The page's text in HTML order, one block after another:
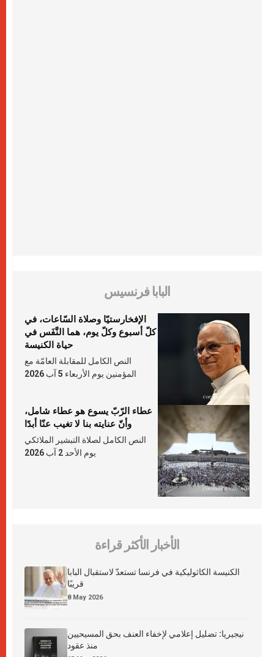
البابا فرنسيس
الإفخارستيّا وصلاة السّاعات، في
كلّ أسبوع وكلّ يوم، هما النَّفَس في
حياة الكنيسة
النص الكامل للمقابلة العامّة مع
المؤمنين يوم الأربعاء 5 آب 2026
عطاء الرّبّ يسوع هو عطاء شامل،
وأنّ عنايته بنا لا تغيب عنّا أبدًا
النص الكامل لصلاة التبشير الملائكي
يوم الأحد 2 آب 2026
الأخبار الأكثر قراءة
الكنيسة الكاثوليكية في فرنسا تستعدّ لاستقبال البابا
قريبًا
8 May 2026
نيجيريا: تضليل إعلامي لإخفاء العنف بحق المسيحيين
منذ عقود